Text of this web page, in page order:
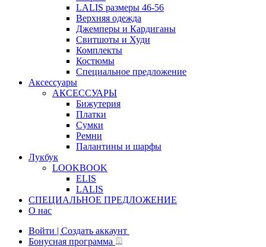
LALIS размеры 46-56
Верхняя одежда
Джемперы и Кардиганы
Свитшоты и Худи
Комплекты
Костюмы
Специальное предложение
Аксессуары
АКСЕССУАРЫ
Бижутерия
Платки
Сумки
Ремни
Палантины и шарфы
Лукбук
LOOKBOOK
ELIS
LALIS
СПЕЦИАЛЬНОЕ ПРЕДЛОЖЕНИЕ
О нас
Войти | Создать аккаунт
Бонусная программа